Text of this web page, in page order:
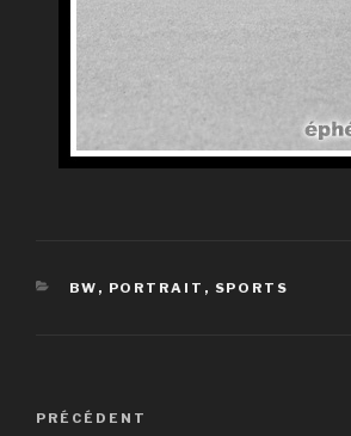
CATÉGORIES
BW , PORTRAIT , SPORTS
Navigation
Article
PRÉCÉDENT